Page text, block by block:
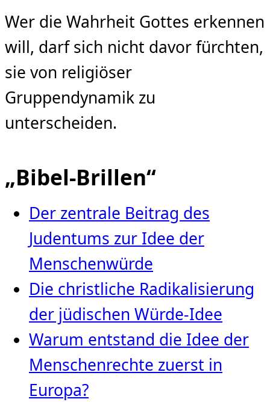
Wer die Wahrheit Gottes erkennen
will, darf sich nicht davor fürchten,
sie von religiöser
Gruppendynamik zu
unterscheiden.
„Bibel-Brillen“
Der zentrale Beitrag des
Judentums zur Idee der
Menschenwürde
Die christliche Radikalisierung
der jüdischen Würde‑Idee
Warum entstand die Idee der
Menschenrechte zuerst in
Europa?